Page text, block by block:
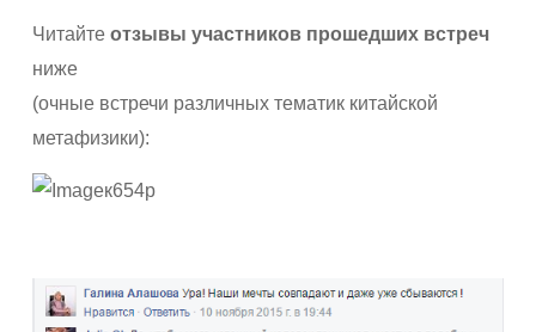
Читайте отзывы участников прошедших встреч
ниже
(очные встречи различных тематик китайской
метафизики):